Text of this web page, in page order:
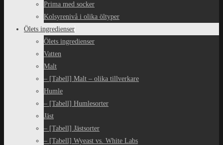
Prima med socker
Kolsyrenivå i olika öltyper
Ölets ingredienser
Ölets ingredienser
Vatten
Malt
– [Tabell] Malt – olika tillverkare
Humle
– [Tabell] Humlesorter
Jäst
– [Tabell] Jästsorter
– [Tabell] Wyeast vs. White Labs